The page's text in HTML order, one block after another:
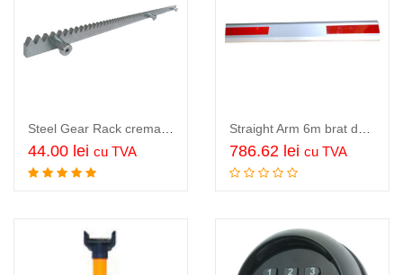
Adauga in cos
44.00 lei cu TVA
Adauga in cos
786.62 lei cu TVA